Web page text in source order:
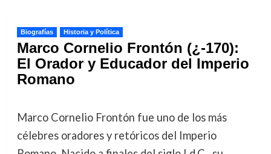
Biografías Historia y Política
Marco Cornelio Frontón (¿-170):
El Orador y Educador del Imperio
Romano
Marco Cornelio Frontón fue uno de los más
célebres oradores y retóricos del Imperio